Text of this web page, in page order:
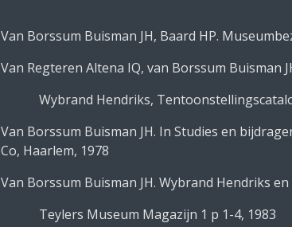
Van Borssum Buisman JH, Baard HP.
Van Regteren Altena IQ, van Borssum Buisman
Wybrand Hendriks,
Van Borssum Buisman JH. In Studies en
Co, Haarlem, 1978
Van Borssum Buisman JH. Wybrand Hendriks en
Teylers Museum Magazijn 1 p 1-4, 1983